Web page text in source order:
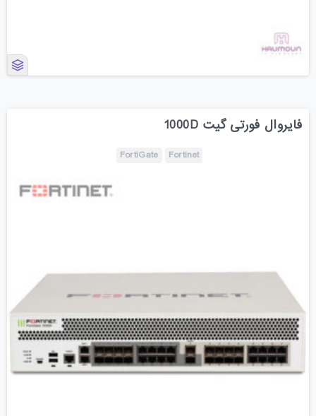
فایروال فورتی گیت 1000D
Fortinet
FortiGate